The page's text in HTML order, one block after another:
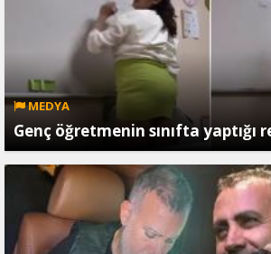
MEDYA
Genç öğretmenin sınıfta yaptığı